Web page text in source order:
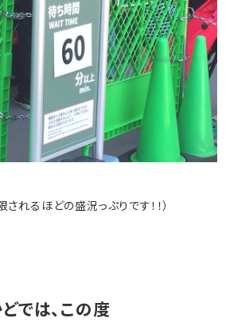
れるほどの盛況っぷりです！！）
では、この度